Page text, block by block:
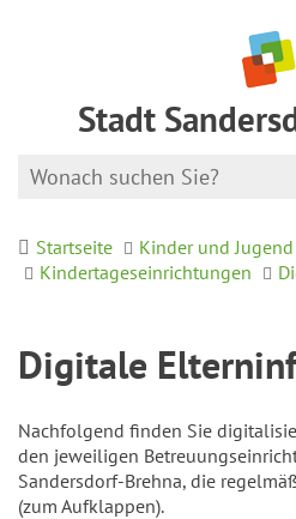
Stadt
Startseite
Kinder und Jugend
Kindertageseinrichtungen
Digitale
Nachfolgend finden Sie
den jeweiligen
Sandersdorf-Brehna, die
(zum Aufklappen).